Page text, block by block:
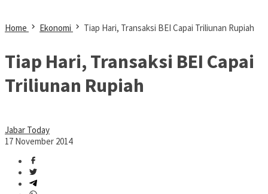
Home Ekonomi Tiap Hari, Transaksi BEI Capai Triliunan Rupiah
Tiap Hari, Transaksi BEI Capai
Triliunan Rupiah
Jabar Today
17 November 2014